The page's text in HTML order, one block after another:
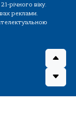
річного віку.
реклами.